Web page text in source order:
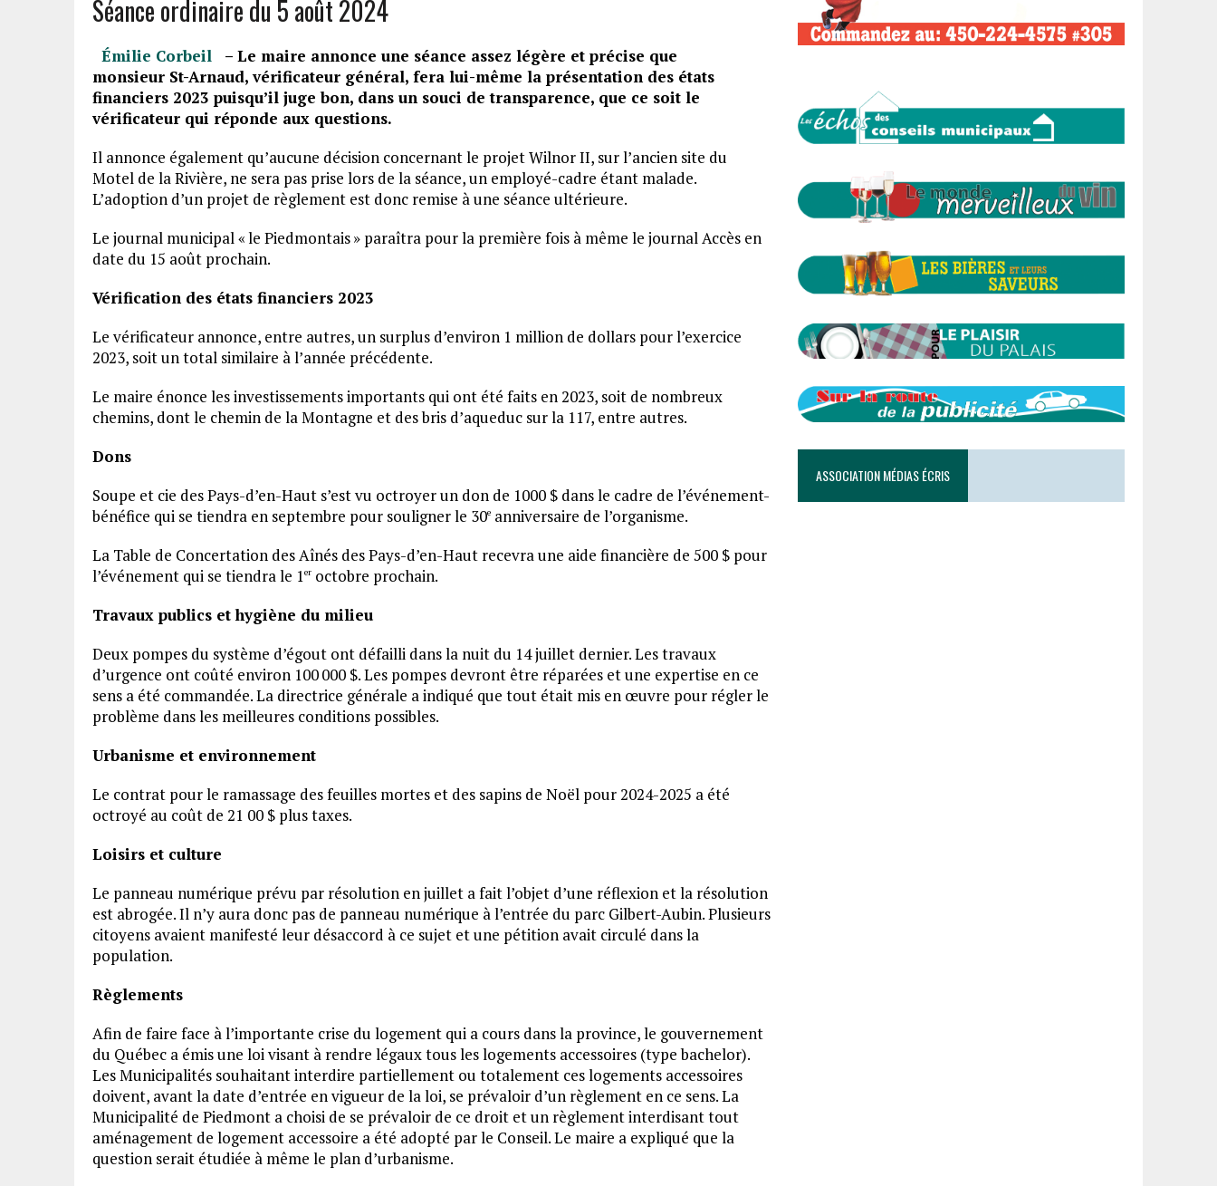
Séance ordinaire du 5 août 2024
Émilie Corbeil
– Le maire annonce une séance assez légère et précise que
monsieur St-Arnaud, vérificateur général, fera lui-même la présentation des états
financiers 2023 puisqu’il juge bon, dans un souci de transparence, que ce soit le
vérificateur qui réponde aux questions.
Il annonce également qu’aucune décision concernant le projet Wilnor II, sur l’ancien site du
Motel de la Rivière, ne sera pas prise lors de la séance, un employé-cadre étant malade.
L’adoption d’un projet de règlement est donc remise à une séance ultérieure.
Le journal municipal « le Piedmontais » paraîtra pour la première fois à même le journal Accès en
date du 15 août prochain.
Vérification des états financiers 2023
Le vérificateur annonce, entre autres, un surplus d’environ 1 million de dollars pour l’exercice
2023, soit un total similaire à l’année précédente.
Le maire énonce les investissements importants qui ont été faits en 2023, soit de nombreux
chemins, dont le chemin de la Montagne et des bris d’aqueduc sur la 117, entre autres.
Dons
Soupe et cie des Pays-d’en-Haut s’est vu octroyer un don de 1000 $ dans le cadre de l’événement-
bénéfice qui se tiendra en septembre pour souligner le 30e anniversaire de l’organisme.
La Table de Concertation des Aînés des Pays-d’en-Haut recevra une aide financière de 500 $ pour
l’événement qui se tiendra le 1er octobre prochain.
Travaux publics et hygiène du milieu
Deux pompes du système d’égout ont défailli dans la nuit du 14 juillet dernier. Les travaux
d’urgence ont coûté environ 100 000 $. Les pompes devront être réparées et une expertise en ce
sens a été commandée. La directrice générale a indiqué que tout était mis en œuvre pour régler le
problème dans les meilleures conditions possibles.
Urbanisme et environnement
Le contrat pour le ramassage des feuilles mortes et des sapins de Noël pour 2024-2025 a été
octroyé au coût de 21 00 $ plus taxes.
Loisirs et culture
Le panneau numérique prévu par résolution en juillet a fait l’objet d’une réflexion et la résolution
est abrogée. Il n’y aura donc pas de panneau numérique à l’entrée du parc Gilbert-Aubin. Plusieurs
citoyens avaient manifesté leur désaccord à ce sujet et une pétition avait circulé dans la
population.
Règlements
Afin de faire face à l’importante crise du logement qui a cours dans la province, le gouvernement
du Québec a émis une loi visant à rendre légaux tous les logements accessoires (type bachelor).
Les Municipalités souhaitant interdire partiellement ou totalement ces logements accessoires
doivent, avant la date d’entrée en vigueur de la loi, se prévaloir d’un règlement en ce sens. La
Municipalité de Piedmont a choisi de se prévaloir de ce droit et un règlement interdisant tout
aménagement de logement accessoire a été adopté par le Conseil. Le maire a expliqué que la
question serait étudiée à même le plan d’urbanisme.
ASSOCIATION MÉDIAS ÉCRIS